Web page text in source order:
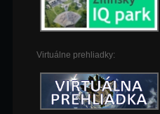
Virtuálne prehliadky: